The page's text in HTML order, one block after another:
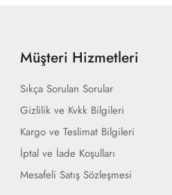
Müşteri Hizmetleri
Sıkça Sorulan Sorular
Gizlilik ve Kvkk Bilgileri
Kargo ve Teslimat Bilgileri
İptal ve İade Koşulları
Mesafeli Satış Sözleşmesi